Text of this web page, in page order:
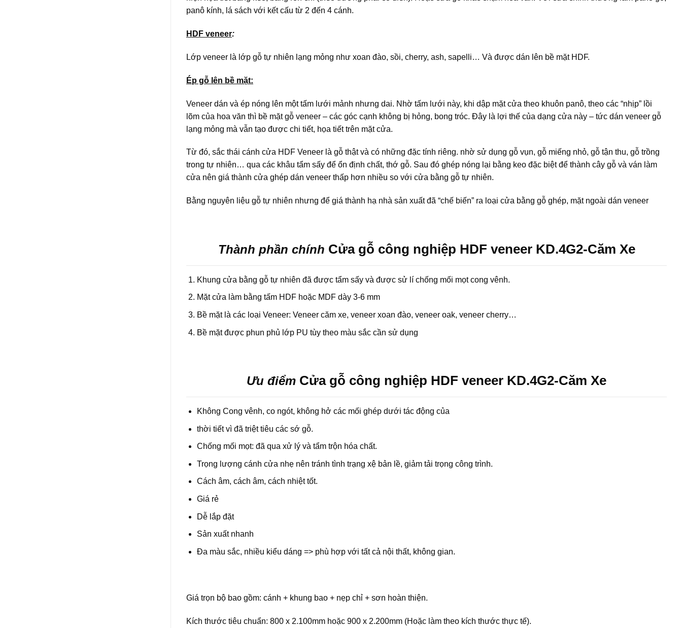
panô kính, lá sách với kết cấu từ 2 đến 4 cánh.
HDF veneer:
Lớp veneer là lớp gỗ tự nhiên lạng mỏng như xoan đào, sồi, cherry, ash, sapelli… Và được dán lên bề mặt HDF.
Ép gỗ lên bề mặt:
Veneer dán và ép nóng lên một tấm lưới mảnh nhưng dai. Nhờ tấm lưới này, khi dập mặt cửa theo khuôn panô, theo các “nhịp” lồi
lõm của hoa văn thì bề mặt gỗ veneer – các góc cạnh không bị hỏng, bong tróc. Đây là lợi thế của dạng cửa này – tức dán veneer gỗ
lạng mỏng mà vẫn tạo được chi tiết, họa tiết trên mặt cửa.
Từ đó, sắc thái cánh cửa HDF Veneer là gỗ thật và có những đặc tính riêng. nhờ sử dụng gỗ vụn, gỗ miếng nhỏ, gỗ tận thu, gỗ trồng
trong tự nhiên… qua các khâu tẩm sấy để ổn định chất, thớ gỗ. Sau đó ghép nóng lại bằng keo đặc biệt để thành cây gỗ và ván làm
cửa nên giá thành cửa ghép dán veneer thấp hơn nhiều so với cửa bằng gỗ tự nhiên.
Bằng nguyên liệu gỗ tự nhiên nhưng để giá thành hạ nhà sản xuất đã “chế biến” ra loại cửa bằng gỗ ghép, mặt ngoài dán veneer
Thành phần chính Cửa gỗ công nghiệp HDF veneer KD.4G2-Căm Xe
Khung cửa bằng gỗ tự nhiên đã được tẩm sấy và được sử lí chống mối mọt cong vênh.
Mặt cửa làm bằng tấm HDF hoặc MDF dày 3-6 mm
Bề mặt là các loại Veneer: Veneer căm xe, veneer xoan đào, veneer oak, veneer cherry…
Bề mặt được phun phủ lớp PU tùy theo màu sắc cần sử dụng
Ưu điểm Cửa gỗ công nghiệp HDF veneer KD.4G2-Căm Xe
Không Cong vênh, co ngót, không hở các mối ghép dưới tác động của
thời tiết vì đã triệt tiêu các sớ gỗ.
Chống mối mọt: đã qua xử lý và tẩm trộn hóa chất.
Trọng lượng cánh cửa nhẹ nên tránh tình trạng xệ bản lề, giảm tải trọng công trình.
Cách âm, cách âm, cách nhiệt tốt.
Giá rẻ
Dễ lắp đặt
Sản xuất nhanh
Đa màu sắc, nhiều kiểu dáng => phù hợp với tất cả nội thất, không gian.
Giá trọn bộ bao gồm: cánh + khung bao + nẹp chỉ + sơn hoàn thiện.
Kích thước tiêu chuẩn: 800 x 2.100mm hoặc 900 x 2.200mm (Hoặc làm theo kích thước thực tế).